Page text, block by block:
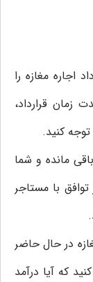
اجاره مغازه را
زمان قرارداد،
کنید.
مانده و شما
توافق با مستاجر
در حال حاضر
که آیا درآمد